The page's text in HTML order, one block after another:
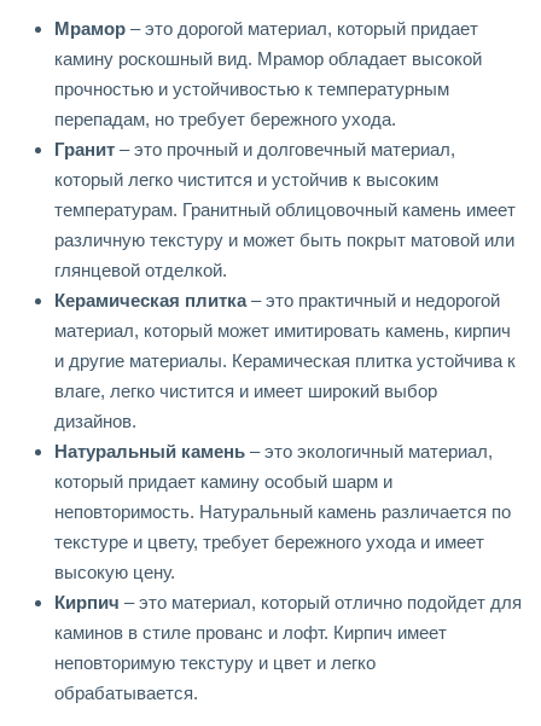
Мрамор – это дорогой материал, который придает
камину роскошный вид. Мрамор обладает высокой
прочностью и устойчивостью к температурным
перепадам, но требует бережного ухода.
Гранит – это прочный и долговечный материал,
который легко чистится и устойчив к высоким
температурам. Гранитный облицовочный камень имеет
различную текстуру и может быть покрыт матовой или
глянцевой отделкой.
Керамическая плитка– это практичный и недорогой
материал, который может имитировать камень, кирпич
и другие материалы. Керамическая плитка устойчива к
влаге, легко чистится и имеет широкий выбор
дизайнов.
Натуральный камень – это экологичный материал,
который придает камину особый шарм и
неповторимость. Натуральный камень различается по
текстуре и цвету, требует бережного ухода и имеет
высокую цену.
Кирпич – это материал, который отлично подойдет для
каминов в стиле прованс и лофт. Кирпич имеет
неповторимую текстуру и цвет и легко
обрабатывается.